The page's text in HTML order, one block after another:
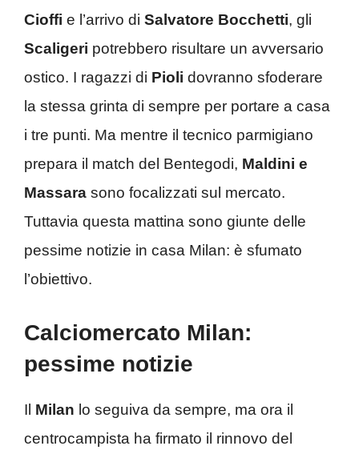
Cioffi e l’arrivo di Salvatore Bocchetti, gli
Scaligeri potrebbero risultare un avversario
ostico. I ragazzi di Pioli dovranno sfoderare
la stessa grinta di sempre per portare a casa
i tre punti. Ma mentre il tecnico parmigiano
prepara il match del Bentegodi, Maldini e
Massara sono focalizzati sul mercato.
Tuttavia questa mattina sono giunte delle
pessime notizie in casa Milan: è sfumato
l’obiettivo.
Calciomercato Milan:
pessime notizie
Il Milan lo seguiva da sempre, ma ora il
centrocampista ha firmato il rinnovo del